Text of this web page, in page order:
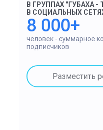
В ГРУППАХ "ГУБАХА -
В СОЦИАЛЬНЫХ
8 000+
человек - суммарное
подписчиков
Разместить